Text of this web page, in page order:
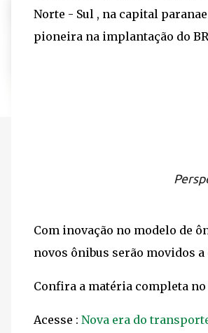
Norte - Sul , na capital
pioneira na implantação do
Com inovação no modelo de
novos ônibus serão movidos
Confira a matéria completa
Acesse : Nova era do